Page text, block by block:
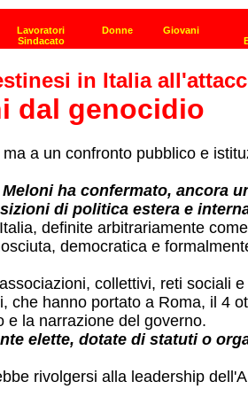
in Italia
dal genocidio
a un confronto pubblico e
ha confermato, ancora
di politica estera e
definite arbitrariamente
democratica e
collettivi, reti sociali
hanno portato a Roma, il 4
e la narrazione del governo.
elette, dotate di statuti o
rivolgersi alla leadership